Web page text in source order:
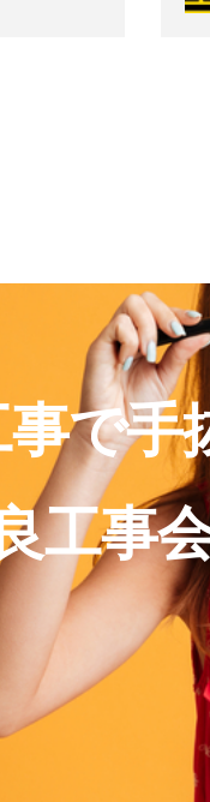
で手
工事